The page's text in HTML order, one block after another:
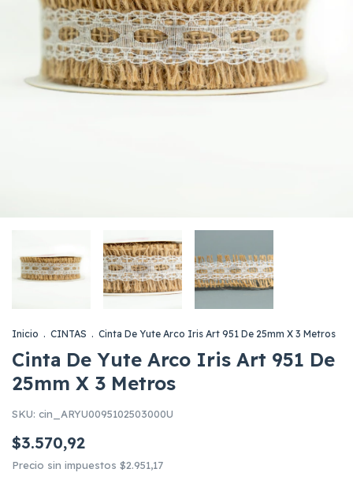
Inicio . CINTAS . Cinta De Yute Arco Iris Art 951 De 25mm X 3 Metros
Cinta De Yute Arco Iris Art 951 De
25mm X 3 Metros
SKU: cin_ARYU0095102503000U
$3.570,92
Precio sin impuestos $2.951,17